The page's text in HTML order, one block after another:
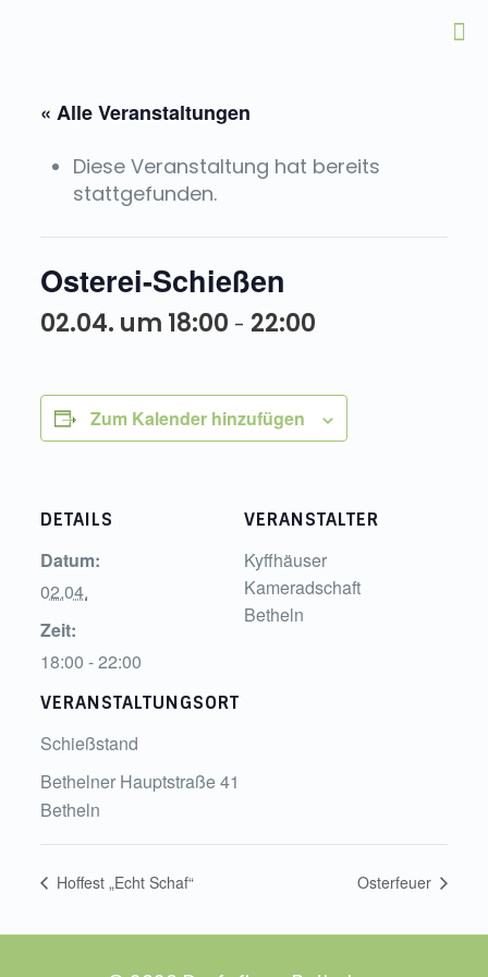
« Alle Veranstaltungen
Diese Veranstaltung hat bereits
stattgefunden.
Osterei-Schießen
02.04. um 18:00 - 22:00
Zum Kalender hinzufügen
DETAILS
Datum:
02.04.
Zeit:
18:00 - 22:00
VERANSTALTUNGSORT
Schießstand
Bethelner Hauptstraße 41
Betheln
VERANSTALTER
Kyffhäuser
Kameradschaft
Betheln
Hoffest „Echt Schaf“ Osterfeuer